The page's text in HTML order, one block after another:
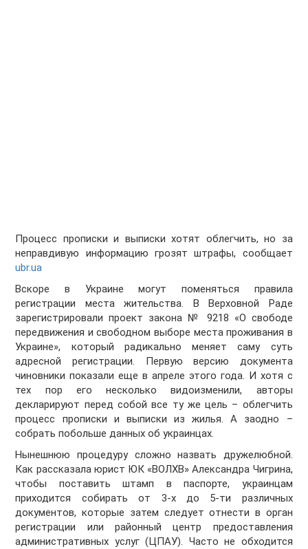
Процесс прописки и выписки хотят облегчить, но за
неправдивую информацию грозят штрафы, сообщает
ubr.ua
Вскоре в Украине могут поменяться правила
регистрации места жительства. В Верховной Раде
зарегистрировали проект закона № 9218 «О свободе
передвижения и свободном выборе места проживания в
Украине», который радикально меняет саму суть
адресной регистрации. Первую версию документа
чиновники показали еще в апреле этого года. И хотя с
тех пор его несколько видоизменили, авторы
декларируют перед собой все ту же цель – облегчить
процесс прописки и выписки из жилья. А заодно –
собрать побольше данных об украинцах.
Нынешнюю процедуру сложно назвать дружелюбной.
Как рассказала юрист ЮК «ВОЛХВ» Александра Чигрина,
чтобы поставить штамп в паспорте, украинцам
приходится собирать от 3-х до 5-ти различных
документов, которые затем следует отнести в орган
регистрации или районный центр предоставления
административных услуг (ЦПАУ). Часто не обходится